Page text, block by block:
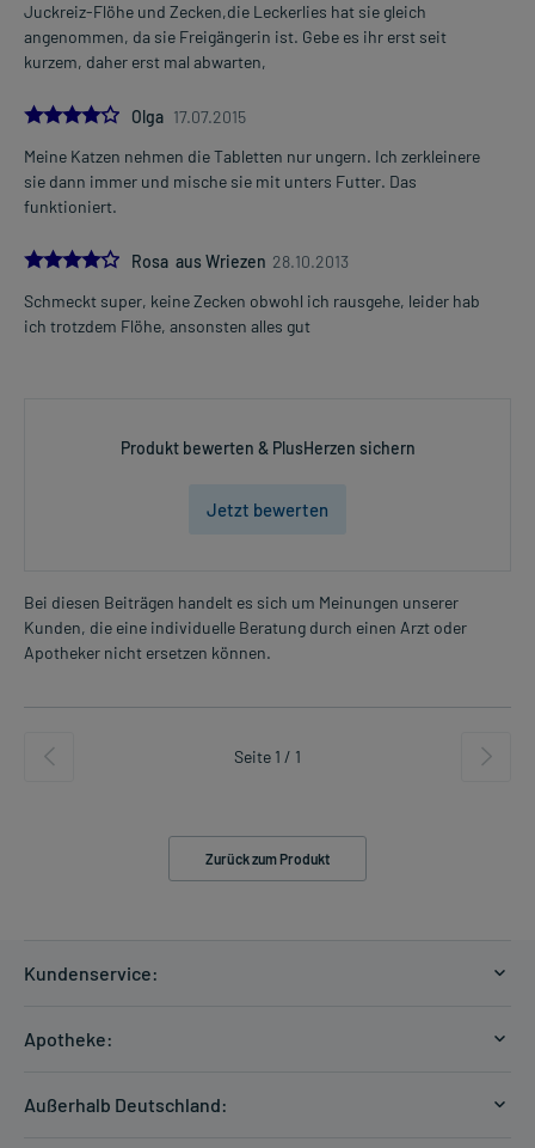
Juckreiz-Flöhe und Zecken,die Leckerlies hat sie gleich
angenommen, da sie Freigängerin ist. Gebe es ihr erst seit
kurzem, daher erst mal abwarten,
4.0
Olga 17.07.2015
Meine Katzen nehmen die Tabletten nur ungern. Ich zerkleinere
sie dann immer und mische sie mit unters Futter. Das
funktioniert.
4.0
Rosa aus Wriezen 28.10.2013
Schmeckt super, keine Zecken obwohl ich rausgehe, leider hab
ich trotzdem Flöhe, ansonsten alles gut
Produkt bewerten & PlusHerzen sichern
Jetzt bewerten
Bei diesen Beiträgen handelt es sich um Meinungen unserer
Kunden, die eine individuelle Beratung durch einen Arzt oder
Apotheker nicht ersetzen können.
Seite 1 / 1
Zurück zum Produkt
Kundenservice:
Zahlungsarten
Apotheke:
Außerhalb Deutschland: